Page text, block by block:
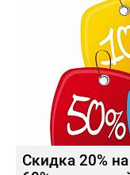
Скидка 20%